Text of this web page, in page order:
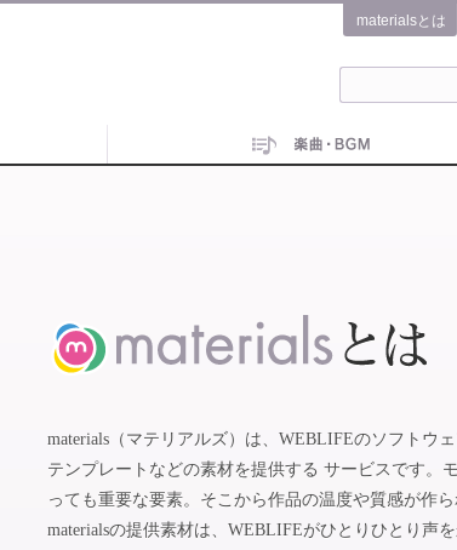
materialsとは
materials（マテリアルズ）は、WEBLIFEのソフトウ
テンプレートなどの素材を提供する サービスです。
っても重要な要素。そこから作品の温度や質感が作
materialsの提供素材は、WEBLIFEがひとりひとり声